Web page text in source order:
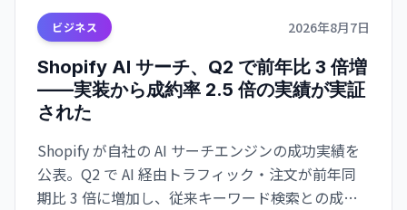
ビジネス 2026年8月7日
Shopify AI サーチ、Q2 で前年比 3 倍増
——実装から成約率 2.5 倍の実績が実証
された
Shopify が自社の AI サーチエンジンの成功実績を
公表。Q2 で AI 経由トラフィック・注文が前年同
期比 3 倍に増加し、従来キーワード検索との成約